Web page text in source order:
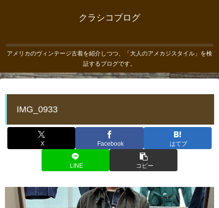
クラシコブログ
アメリカのヴィンテージ古着を紹介しつつ、「大人のアメカジスタイル」を検
証するブログです。
IMG_0933
X Facebook はてブ
LINE コピー